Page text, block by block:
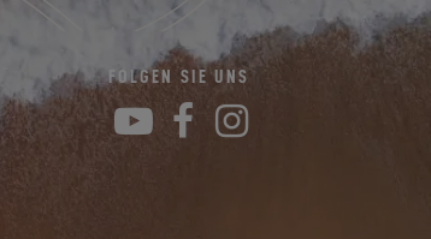
FOLGEN SIE UNS
YouTube
Facebook
Instagram